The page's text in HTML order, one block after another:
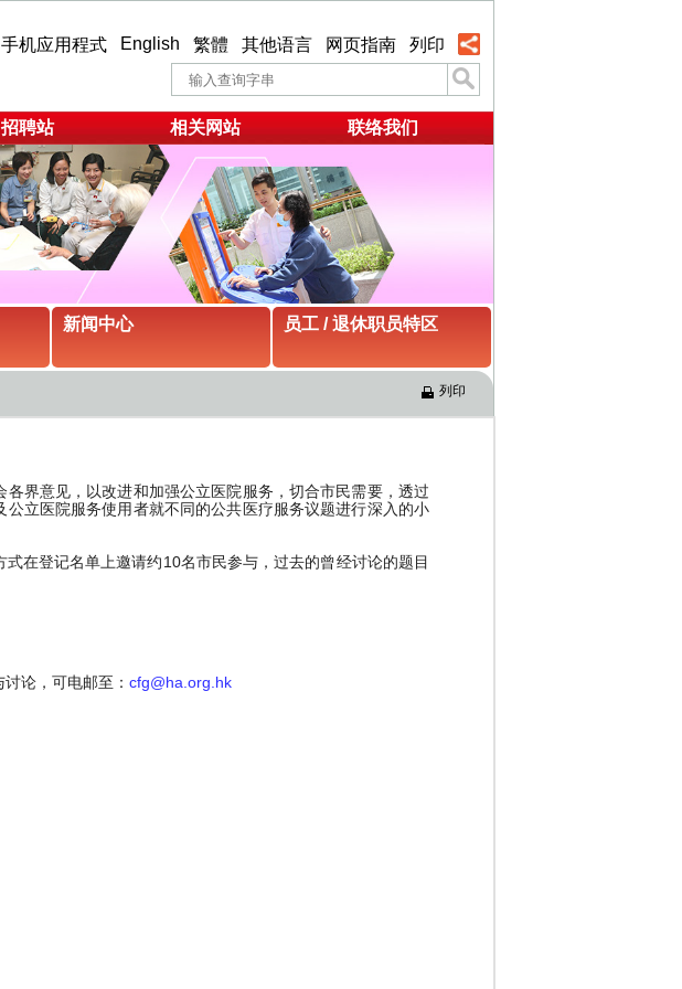
手机应用程式 English 繁體 其他语言 网页指南 列印
招聘站 相关网站 联络我们
新闻中心 员工 / 退休职员特区
列印